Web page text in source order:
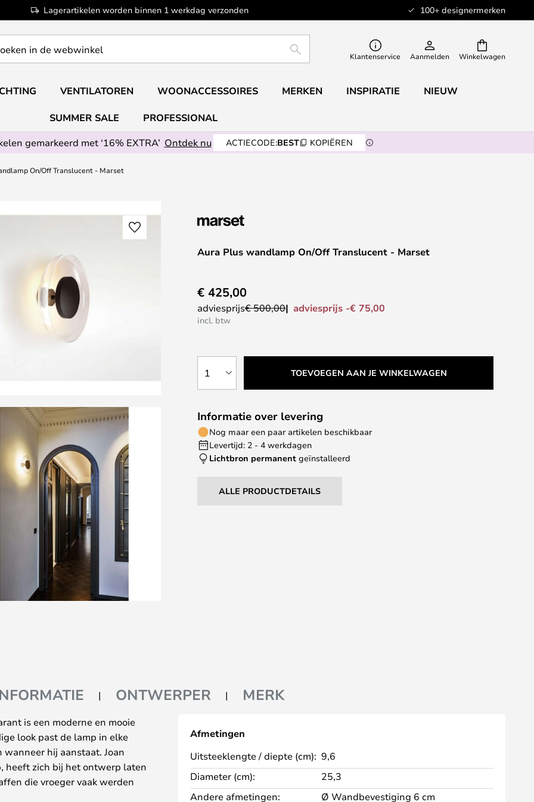
Lagerartikelen worden binnen 1 werkdag verzonden 100+ designermerken
Winkelwagen
ZOEKEN Klantenservice Aanmelden
VENTILATOREN WOONACCESSOIRES MERKEN INSPIRATIE NIEUW
SUMMER SALE
PROFESSIONAL
gemarkeerd met ‘16% EXTRA’ Ontdek nu ACTIECODE:BEST KOPIËREN
On/Off Translucent - Marset
Aura Plus wandlamp On/Off Translucent - Marset
€ 425,00
adviesprijs€ 500,00 adviesprijs -€ 75,00
incl. btw
1 TOEVOEGEN AAN JE WINKELWAGEN
Informatie over levering
Nog maar een paar artikelen beschikbaar
Levertijd: 2 - 4 werkdagen
Lichtbron permanent geïnstalleerd
ALLE PRODUCTDETAILS
ONTWERPER MERK
is een moderne en mooie
look past de lamp in elke
hij aanstaat. Joan
heeft zich bij het ontwerp laten
die vroeger vaak werden
Afmetingen
Uitsteeklengte / diepte (cm): 9,6
Diameter (cm):
25,3
Andere afmetingen:
Ø Wandbevestiging 6 cm